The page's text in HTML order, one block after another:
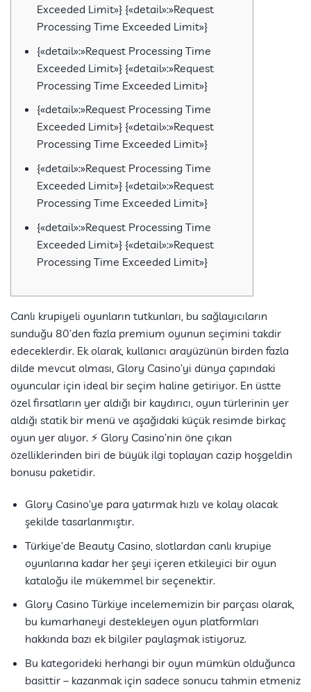
Exceeded Limit»} {«detail»:»Request
Processing Time Exceeded Limit»}
{«detail»:»Request Processing Time
Exceeded Limit»} {«detail»:»Request
Processing Time Exceeded Limit»}
{«detail»:»Request Processing Time
Exceeded Limit»} {«detail»:»Request
Processing Time Exceeded Limit»}
{«detail»:»Request Processing Time
Exceeded Limit»} {«detail»:»Request
Processing Time Exceeded Limit»}
{«detail»:»Request Processing Time
Exceeded Limit»} {«detail»:»Request
Processing Time Exceeded Limit»}
Canlı krupiyeli oyunların tutkunları, bu sağlayıcıların
sunduğu 80’den fazla premium oyunun seçimini takdir
edeceklerdir. Ek olarak, kullanıcı arayüzünün birden fazla
dilde mevcut olması, Glory Casino’yi dünya çapındaki
oyuncular için ideal bir seçim haline getiriyor. En üstte
özel fırsatların yer aldığı bir kaydırıcı, oyun türlerinin yer
aldığı statik bir menü ve aşağıdaki küçük resimde birkaç
oyun yer alıyor. ⚡️ Glory Casino’nin öne çıkan
özelliklerinden biri de büyük ilgi toplayan cazip hoşgeldin
bonusu paketidir.
Glory Casino’ye para yatırmak hızlı ve kolay olacak
şekilde tasarlanmıştır.
Türkiye’de Beauty Casino, slotlardan canlı krupiye
oyunlarına kadar her şeyi içeren etkileyici bir oyun
kataloğu ile mükemmel bir seçenektir.
Glory Casino Türkiye incelememizin bir parçası olarak,
bu kumarhaneyi destekleyen oyun platformları
hakkında bazı ek bilgiler paylaşmak istiyoruz.
Bu kategorideki herhangi bir oyun mümkün olduğunca
basittir – kazanmak için sadece sonucu tahmin etmeniz